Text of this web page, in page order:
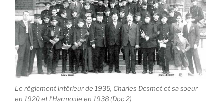
Le règlement intérieur de 1935, Charles Desmet et sa soeur
en 1920 et l’Harmonie en 1938 (Doc 2)